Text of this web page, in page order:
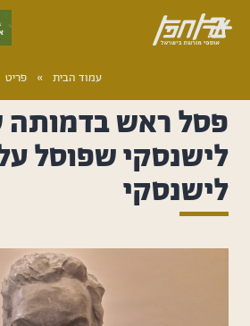
דילוג
לתוכן
עמוד הבית ­­» פריט
פסל ראש
לישנסקי שפוסל
לישנסקי